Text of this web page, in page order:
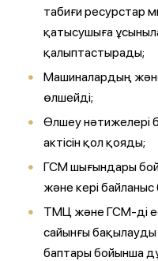
табиғи ресурстар
қатысушыға
қалыптастырады;
Машиналардың
өлшейді;
Өлшеу нәтижелері
актісін қол қояды;
ГСМ шығындары
және кері байланыс
ТМЦ және ГСМ-ді
сайынғы
баптары бойынша